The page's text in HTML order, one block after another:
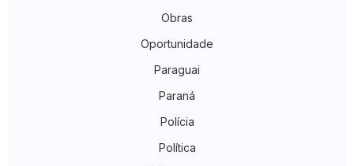
Obras
Oportunidade
Paraguai
Paraná
Polícia
Política